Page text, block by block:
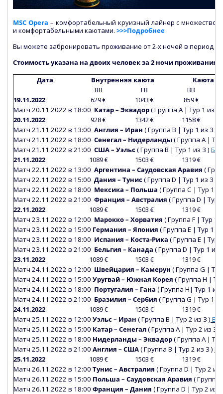
MSC Opera – комфортабельный круизный лайнер с
и комфортабельными каютами. >>>Подробнее
Вы можете забронировать проживание от 2-х ночей в период
Стоимость указана на двоих человек за 2 ночи проживания:
Дата
Внутренняя каюта
Каюта с
ВВ
FВ
ВВ
19.11.2022
629 € 1043 €
859 €
Матч 20.11.2022 в 18:00 Катар – Эквадор(Группа А |Тур 1 из 3 )
20.11.2022
928 € 1342 €
1158 €
Матч 21.11.2022 в 13:00 Англия – Иран (Группа В |Тур 1 из 3 )
Матч 21.11.2022 в 18:00 Сенегал – Нидерланды (Группа А |
Матч 21.11.2022 в 21:00 США – Уэльс(Группа В |Тур 1 из 3 )
21.11.2022
1089 € 1503 €
1319 €
Матч 22.11.2022 в 13:00 Аргентина – Саудовская Аравия (
Матч 22.11.2022 в 15:00 Дания – Тунис(Группа D |Тур 1 из 3 )
Матч 22.11.2022 в 18:00 Мексика – Польша (Группа С |Тур 1
Матч 22.11.2022 в 21:00 Франция – Австралия (Группа D |Тур
22.11.2022
1089 € 1503 €
1319 €
Матч 23.11.2022 в 12:00 Марокко – Хорватия (Группа F |Тур 1
Матч 23.11.2022 в 15:00 Германия – Япония (Группа Е |Тур 1
Матч 23.11.2022 в 18:00 Испания – Коста-Рика (Группа Е |Тур
Матч 23.11.2022 в 21:00 Бельгия – Канада (Группа D |Тур 1 из
23.11.2022
1089 € 1503 €
1319 €
Матч 24.11.2022 в 12:00 Швейцария – Камерун (Группа G |
Матч 24.11.2022 в 15:00 Уругвай– Южная Корея (Группа Н |
Матч 24.11.2022 в 18:00 Португалия – Гана (Группа Н|Тур 1 из
Матч 24.11.2022 в 21:00 Бразилия – Сербия (Группа G |Тур 1
24.11.2022
1089 € 1503 €
1319 €
Матч 25.11.2022 в 12:00 Уэльс – Иран (Группа В |Тур 2 из 3 )
Матч 25.11.2022 в 15:00 Катар– Сенегал(Группа А |Тур 2 из 3 )
Матч 25.11.2022 в 18:00 Нидерланды – Эквадор(Группа А |
Матч 25.11.2022 в 21:00 Англия – США(Группа В |Тур 2 из 3 )
25.11.2022
1089 € 1503 €
1319 €
Матч 26.11.2022 в 12:00 Тунис – Австралия (Группа D |Тур 2 из
Матч 26.11.2022 в 15:00 Польша – Саудовская Аравия (Группа
Матч 26.11.2022 в 18:00 Франция – Дания (Группа D |Тур 2 из